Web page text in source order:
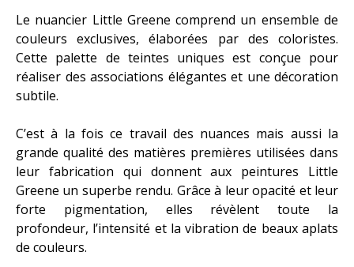
Le nuancier Little Greene comprend un ensemble de
couleurs exclusives, élaborées par des coloristes.
Cette palette de teintes uniques est conçue pour
réaliser des associations élégantes et une décoration
subtile.
C’est à la fois ce travail des nuances mais aussi la
grande qualité des matières premières utilisées dans
leur fabrication qui donnent aux peintures Little
Greene un superbe rendu. Grâce à leur opacité et leur
forte pigmentation, elles révèlent toute la
profondeur, l’intensité et la vibration de beaux aplats
de couleurs.
TISSUS DEDAR
PAPIER PEINT LITTLE
GREENE
MOBILIERS
CANAPÉS
CHAISES
ACTUALITÉS